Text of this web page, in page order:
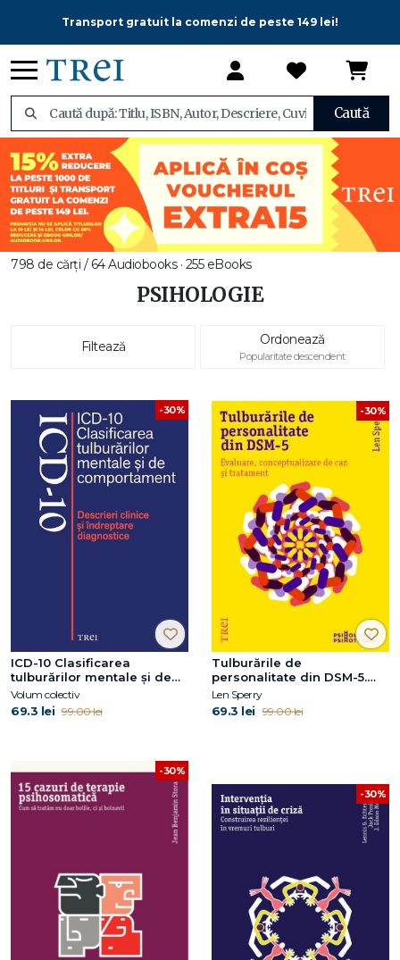
Transport gratuit la comenzi de peste 149 lei!
Caută
798 de cărți / 64 Audiobooks · 255 eBooks
PSIHOLOGIE
Filtează Ordonează
Popularitate descendent
-30%
ICD-10 Clasificarea
tulburărilor mentale şi de
comportament. Descrieri
clinice şi îndreptare
diagnostice
Volum colectiv
69.3 lei 99.00 lei
-30%
Tulburările de
personalitate din DSM-5.
Evaluare, conceptualizare
de caz și tratament
Len Sperry
69.3 lei 99.00 lei
-30%
-30%